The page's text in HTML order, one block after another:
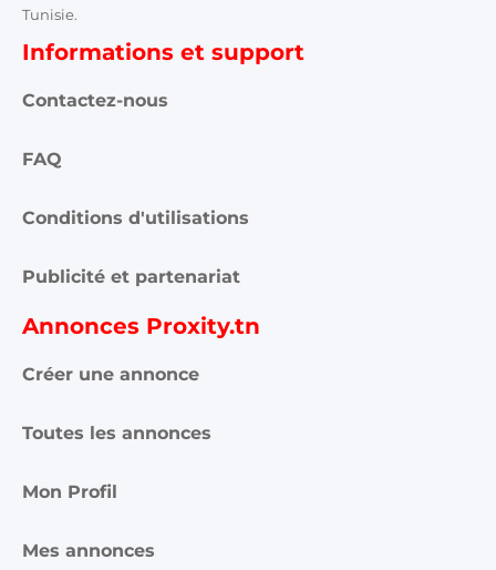
Tunisie.
Informations et support
Contactez-nous
FAQ
Conditions d'utilisations
Publicité et partenariat
Annonces Proxity.tn
Créer une annonce
Toutes les annonces
Mon Profil
Mes annonces